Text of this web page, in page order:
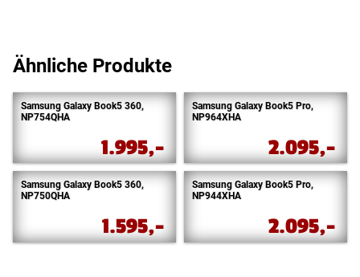
Ähnliche Produkte
Samsung Galaxy Book5 360,
NP754QHA
1.995,-
Samsung Galaxy Book5 Pro,
NP964XHA
2.095,-
Samsung Galaxy Book5 360,
NP750QHA
1.595,-
Samsung Galaxy Book5 Pro,
NP944XHA
2.095,-